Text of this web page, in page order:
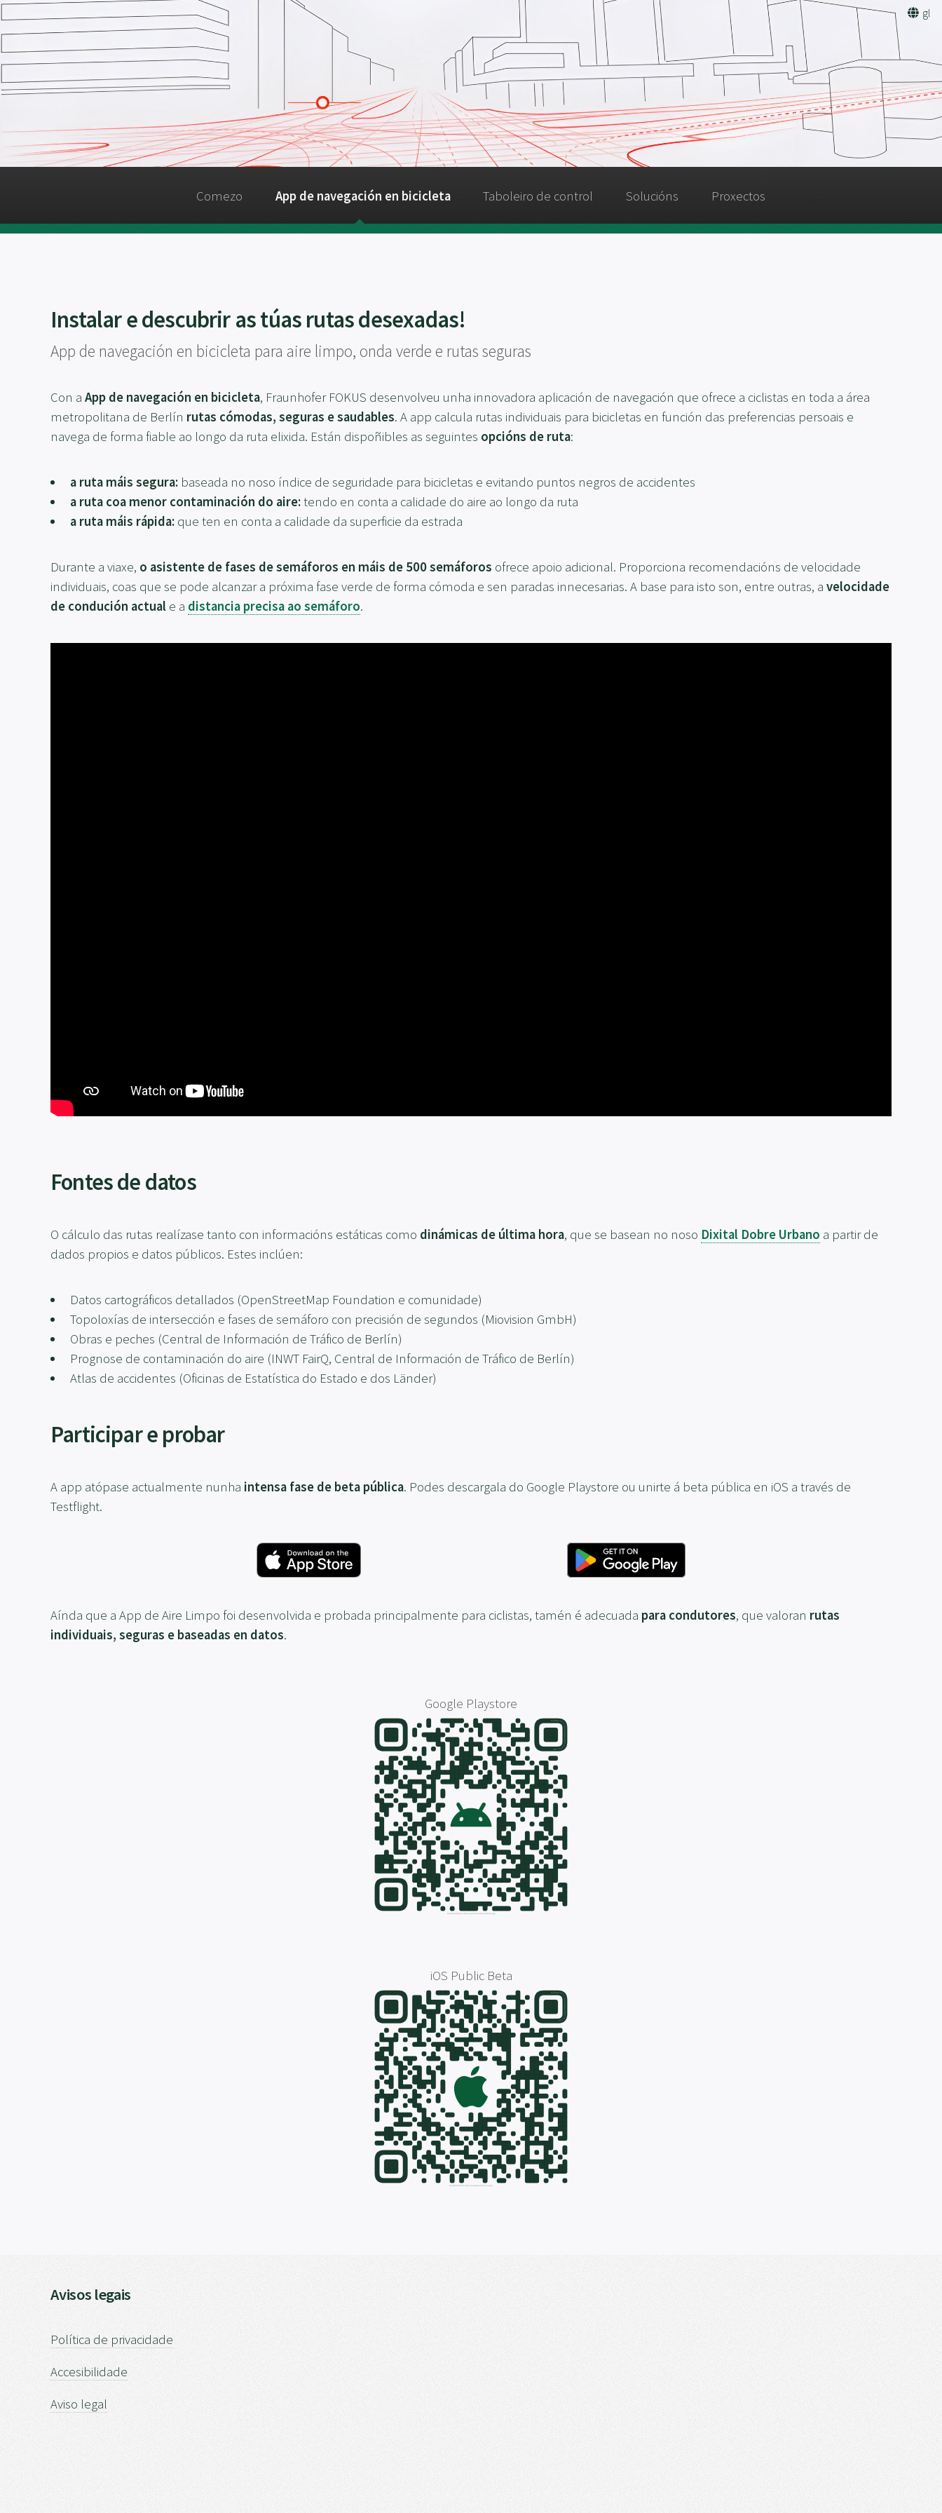
gl
Comezo App de navegación en bicicleta Taboleiro de control Solucións Proxectos
Instalar e descubrir as túas rutas desexadas!
App de navegación en bicicleta para aire limpo, onda verde e rutas seguras
Con a App de navegación en bicicleta, Fraunhofer FOKUS desenvolveu unha innovadora aplicación de navegación que ofrece a ciclistas en toda a área
metropolitana de Berlín rutas cómodas, seguras e saudables. A app calcula rutas individuais para bicicletas en función das preferencias persoais e
navega de forma fiable ao longo da ruta elixida. Están dispoñibles as seguintes opcións de ruta:
a ruta máis segura:baseada no noso índice de seguridade para bicicletas e evitando puntos negros de accidentes
a ruta coa menor contaminación do aire:tendo en conta a calidade do aire ao longo da ruta
a ruta máis rápida:que ten en conta a calidade da superficie da estrada
Durante a viaxe, o asistente de fases de semáforos en máis de 500 semáforos ofrece apoio adicional. Proporciona recomendacións de velocidade
individuais, coas que se pode alcanzar a próxima fase verde de forma cómoda e sen paradas innecesarias. A base para isto son, entre outras, a velocidade
de condución actual e a distancia precisa ao semáforo.
Fontes de datos
O cálculo das rutas realízase tanto con informacións estáticas como dinámicas de última hora, que se basean no noso Dixital Dobre Urbano a partir de
dados propios e datos públicos. Estes inclúen:
Datos cartográficos detallados (OpenStreetMap Foundation e comunidade)
Topoloxías de intersección e fases de semáforo con precisión de segundos (Miovision GmbH)
Obras e peches (Central de Información de Tráfico de Berlín)
Prognose de contaminación do aire (INWT FairQ, Central de Información de Tráfico de Berlín)
Atlas de accidentes (Oficinas de Estatística do Estado e dos Länder)
Participar e probar
A app atópase actualmente nunha intensa fase de beta pública. Podes descargala do Google Playstore ou unirte á beta pública en iOS a través de
Testflight.
Aínda que a App de Aire Limpo foi desenvolvida e probada principalmente para ciclistas, tamén é adecuada para condutores, que valoran rutas
individuais, seguras e baseadas en datos.
Google Playstore
iOS Public Beta
Avisos legais
Política de privacidade
Accesibilidade
Aviso legal